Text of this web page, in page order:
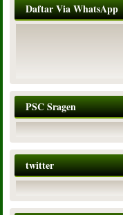
Daftar Via WhatsApp
PSC Sragen
twitter